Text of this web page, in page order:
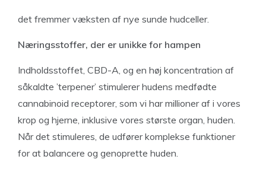
det fremmer væksten af ​​nye sunde hudceller.
Næringsstoffer, der er unikke for hampen
Indholdsstoffet, CBD-A, og en høj koncentration af
såkaldte ’terpener’ stimulerer hudens medfødte
cannabinoid receptorer, som vi har millioner af i vores
krop og hjerne, inklusive vores største organ, huden.
Når det stimuleres, de udfører komplekse funktioner
for at balancere og genoprette huden.